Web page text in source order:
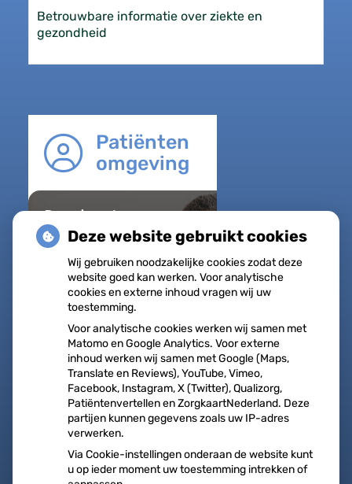
Betrouwbare informatie over ziekte en
gezondheid
Patiënten
omgeving
Regel met
gemak
Uw Zorg
online
Herhaalrecepten
aanvragen
Vragen stellen
Afspraken
maken
Dossier bekijken
Registeren
patiëntenomgeving
Medisch
Deze website gebruikt cookies
Wij gebruiken noodzakelijke cookies zodat deze
website goed kan werken. Voor analytische
cookies en externe inhoud vragen wij uw
toestemming.
Voor analytische cookies werken wij samen met
Matomo en Google Analytics. Voor externe
inhoud werken wij samen met Google (Maps,
Translate en Reviews), YouTube, Vimeo,
Facebook, Instagram, X (Twitter), Qualizorg,
Patiëntenvertellen en ZorgkaartNederland. Deze
partijen kunnen gegevens zoals uw IP-adres
verwerken.
Via Cookie-instellingen onderaan de website kunt
u op ieder moment uw toestemming intrekken of